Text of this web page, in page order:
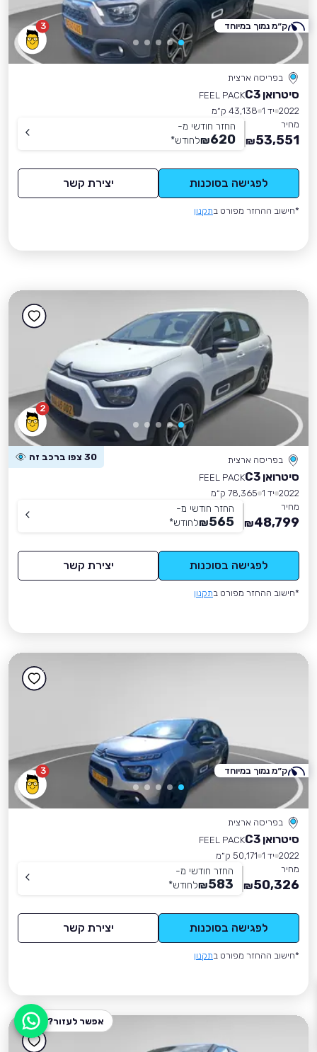
3
בפריסה ארצית
סיטרואן C3
FEEL PACK
2022 יד 1
43,138 ק״מ
מחיר
53,551
₪
החזר חודשי מ-
620
₪לחודש*
לפגישה בסוכנות יצירת קשר
*חישוב ההחזר מפורט בתקנון
ק״מ נמוך במיוחד
2
בפריסה ארצית 30 צפו ברכב זה
סיטרואן C3
FEEL PACK
2022 יד 1
78,365 ק״מ
מחיר
48,799
₪
החזר חודשי מ-
565
₪לחודש*
לפגישה בסוכנות יצירת קשר
*חישוב ההחזר מפורט בתקנון
3
בפריסה ארצית
סיטרואן C3
FEEL PACK
2022 יד 1
50,171 ק״מ
מחיר
50,326
₪
החזר חודשי מ-
583
₪לחודש*
לפגישה בסוכנות יצירת קשר
*חישוב ההחזר מפורט בתקנון
ק״מ נמוך במיוחד
אפשר לעזור?